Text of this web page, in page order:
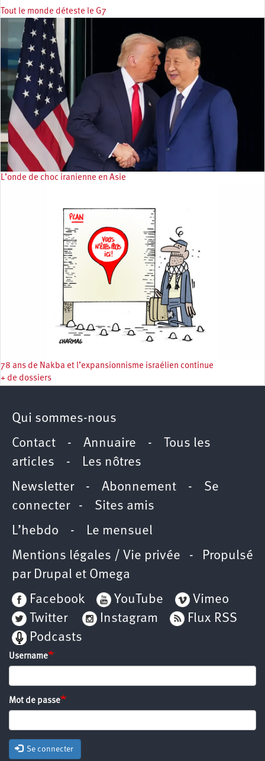
Tout le monde déteste le G7
L’onde de choc iranienne en Asie
78 ans de Nakba et l’expansionnisme israélien continue
+ de dossiers
Qui sommes-nous
Contact - Annuaire -
Tous les
articles - Les nôtres
Newsletter- Abonnement - Se
connecter- Sites amis
L’hebdo - Le mensuel
Mentions légales / Vie privée - Propulsé
par Drupal et Omega
Facebook
YouTube
Vimeo
Twitter
Instagram
Flux RSS
Podcasts
Username
Mot de passe
Se connecter